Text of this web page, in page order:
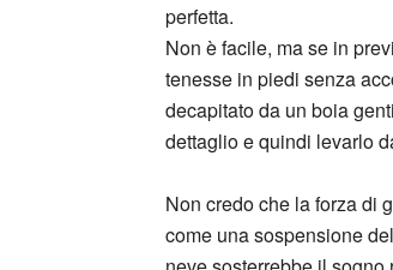
perfetta.
Non è facile, ma se in
tenesse in piedi senza
decapitato da un boia
dettaglio e quindi levarlo
Non credo che la forza di
come una sospensione